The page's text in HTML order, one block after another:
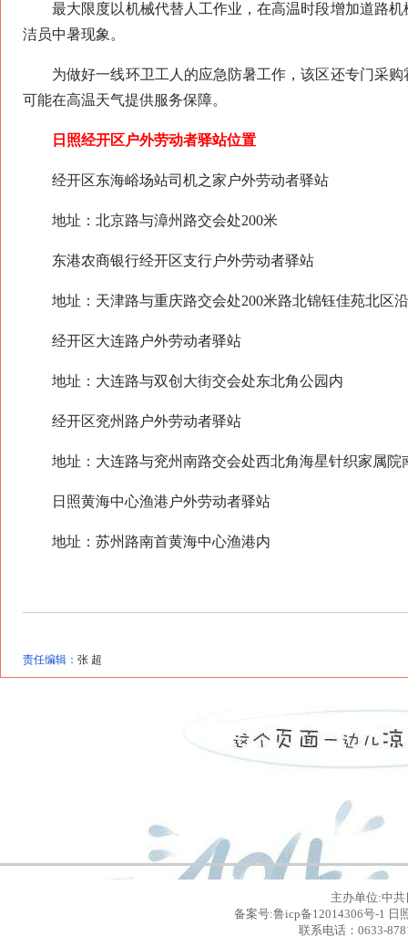
最大限度以机械代替人工作业，在高温时段增加道路机
洁员中暑现象。
为做好一线环卫工人的应急防暑工作，该区还专门采购
可能在高温天气提供服务保障。
日照经开区户外劳动者驿站位置
经开区东海峪场站司机之家户外劳动者驿站
地址：北京路与漳州路交会处200米
东港农商银行经开区支行户外劳动者驿站
地址：天津路与重庆路交会处200米路北锦钰佳苑北区
经开区大连路户外劳动者驿站
地址：大连路与双创大街交会处东北角公园内
经开区兖州路户外劳动者驿站
地址：大连路与兖州南路交会处西北角海星针织家属院
日照黄海中心渔港户外劳动者驿站
地址：苏州路南首黄海中心渔港内
责任编辑： 张 超
主办单位:中
备案号:鲁icp备12014306号-1
联系电话：0633-